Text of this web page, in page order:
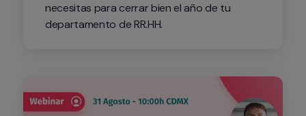
necesitas para cerrar bien el año de tu
departamento de RR.HH.